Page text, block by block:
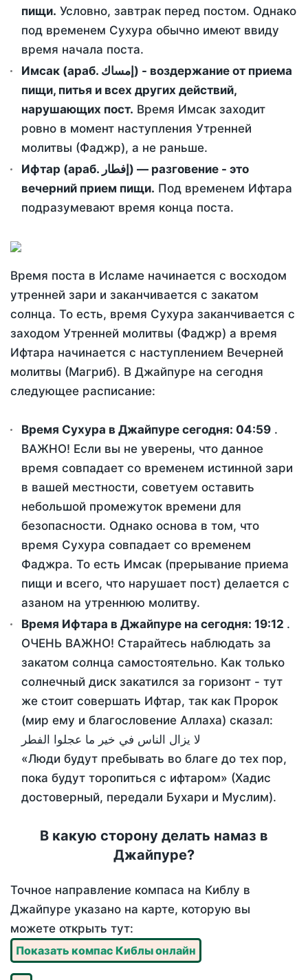
пищи. Условно, завтрак перед постом. Однако
под временем Сухура обычно имеют ввиду
время начала поста.
Имсак (араб. إمساك) - воздержание от приема
пищи, питья и всех других действий,
нарушающих пост. Время Имсак заходит
ровно в момент наступления Утренней
молитвы (Фаджр), а не раньше.
Ифтар (араб. إفطار) — разговение - это
вечерний прием пищи. Под временем Ифтара
подразумевают время конца поста.
Время поста в Исламе начинается с восходом
утренней зари и заканчивается с закатом
солнца. То есть, время Сухура заканчивается с
заходом Утренней молитвы (Фаджр) а время
Ифтара начинается с наступлением Вечерней
молитвы (Магриб). В Джайпуре на сегодня
следующее расписание:
Время Сухура в Джайпуре сегодня: 04:59 .
ВАЖНО! Если вы не уверены, что данное
время совпадает со временем истинной зари
в вашей местности, советуем оставить
небольшой промежуток времени для
безопасности. Однако основа в том, что
время Сухура совпадает со временем
Фаджра. То есть Имсак (прерывание приема
пищи и всего, что нарушает пост) делается с
азаном на утреннюю молитву.
Время Ифтара в Джайпуре на сегодня: 19:12 .
ОЧЕНЬ ВАЖНО! Старайтесь наблюдать за
закатом солнца самостоятельно. Как только
солнечный диск закатился за горизонт - тут
же стоит совершать Ифтар, так как Пророк
(мир ему и благословение Аллаха) сказал:
لا يزال الناس في خير ما عجلوا الفطر
«Люди будут пребывать во благе до тех пор,
пока будут торопиться с ифтаром» (Хадис
достоверный, передали Бухари и Муслим).
В какую сторону делать намаз в
Джайпуре?
Точное направление компаса на Киблу в
Джайпуре указано на карте, которую вы
можете открыть тут:
Показать компас Киблы онлайн